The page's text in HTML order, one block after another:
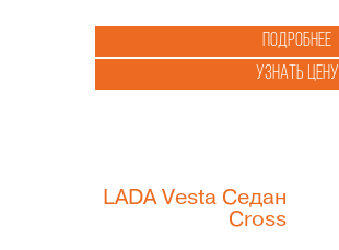
Подробнее
Узнать цену
LADA Vesta Седан
Cross